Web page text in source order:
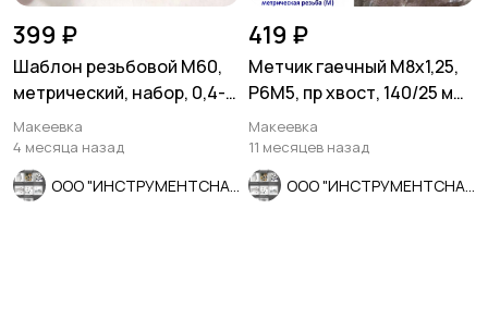
399 ₽
Шаблон резьбовой М60,
метрический, набор, 0,4-
6,0 мм, 20 пластин.
Макеевка
4 месяца назад
419 ₽
Метчик гаечный М8х1,25,
Р6М5, пр хвост, 140/25 мм,
основ шаг, СССР.
Макеевка
11 месяцев назад